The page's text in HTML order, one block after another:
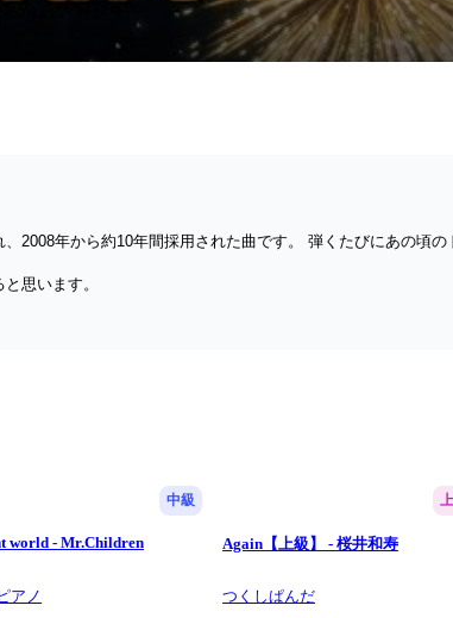
2008年から約10年間採用された曲です。 弾くたびにあの頃の
思います。
中級
world - Mr.Children
アノ
Again【上級】 - 桜井和寿
つくしぱんだ